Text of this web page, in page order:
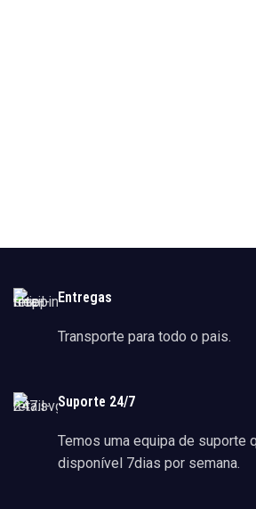
Entregas
Transporte para todo o pais.
Suporte 24/7
Temos uma equipa de suporte
disponível 7dias por semana.